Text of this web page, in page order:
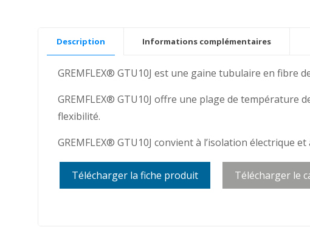
Description Informations complémentaires
GREMFLEX® GTU10J est une gaine tubulaire en fibre
GREMFLEX® GTU10J offre une plage de température
flexibilité.
GREMFLEX® GTU10J convient à l’isolation électrique
Télécharger la fiche produit Télécharger le